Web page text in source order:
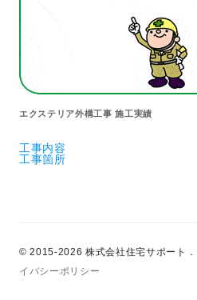
エクステリア外構工事 施工実績
工事内容
工事箇所
© 2015-2026 株式会社住宅サポート
イバシーポリシー